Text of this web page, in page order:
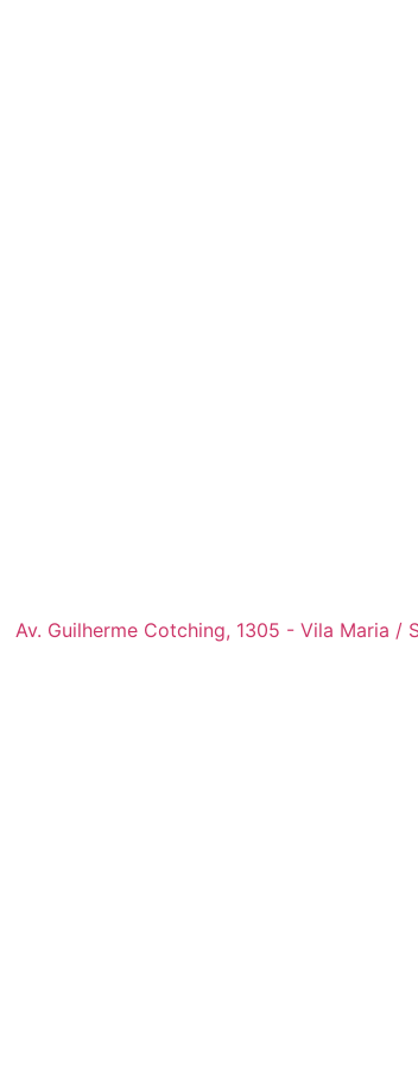
Av. Guilherme Cotching, 1305 - Vila Maria /